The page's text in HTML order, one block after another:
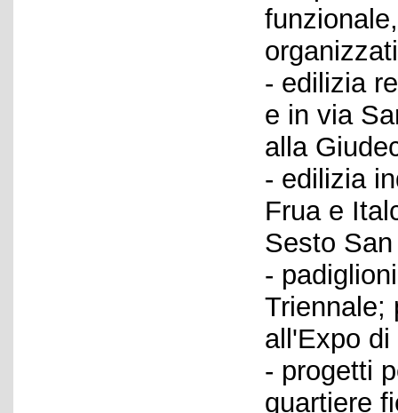
- edilizia
e in via
alla
- edilizia
Frua e
Sesto
-
Triennale;
all'Expo
- progetti
quartiere